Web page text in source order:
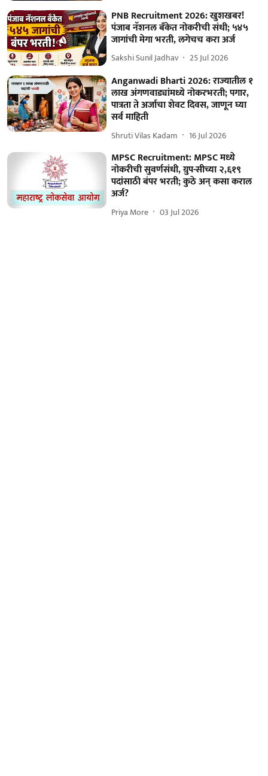
PNB Recruitment 2026: खुशखबर!
पंजाब नॅशनल बँकेत नोकरीची संधी; ५४५
जागांची मेगा भरती, लगेचच करा अर्ज
Sakshi Sunil Jadhav 25 Jul 2026
Anganwadi Bharti 2026: राज्यातील १
लाख अंगणवाड्यांमध्ये नोकरभरती; पगार,
पात्रता ते अर्जाचा शेवट दिवस, जाणून घ्या
सर्व माहिती
Shruti Vilas Kadam 16 Jul 2026
MPSC Recruitment: MPSC मध्ये
नोकरीची सुवर्णसंधी, ग्रुप-सीच्या २,६१९
पदांसाठी बंपर भरती; कुठे अन् कसा कराल
अर्ज?
Priya More 03 Jul 2026